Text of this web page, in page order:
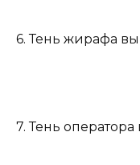
6. Тень жирафа
7. Тень